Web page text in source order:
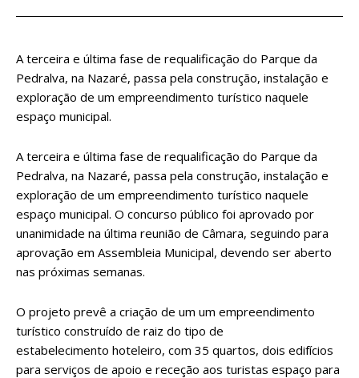
A terceira e última fase de requalificação do Parque da
Pedralva, na Nazaré, passa pela construção, instalação e
exploração de um empreendimento turístico naquele
espaço municipal.
A terceira e última fase de requalificação do Parque da
Pedralva, na Nazaré, passa pela construção, instalação e
exploração de um empreendimento turístico naquele
espaço municipal. O concurso público foi aprovado por
unanimidade na última reunião de Câmara, seguindo para
aprovação em Assembleia Municipal, devendo ser aberto
nas próximas semanas.
O projeto prevê a criação de um um empreendimento
turístico construído de raiz do tipo de
estabelecimento hoteleiro, com 35 quartos, dois edifícios
para serviços de apoio e receção aos turistas espaço para